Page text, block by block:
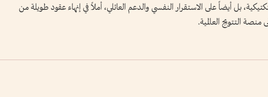
بل أيضاً على الاستقرار النفسي والدعم العائلي، أملاً في إنهاء عقود طويلة من
منصة التتويج العالمية.